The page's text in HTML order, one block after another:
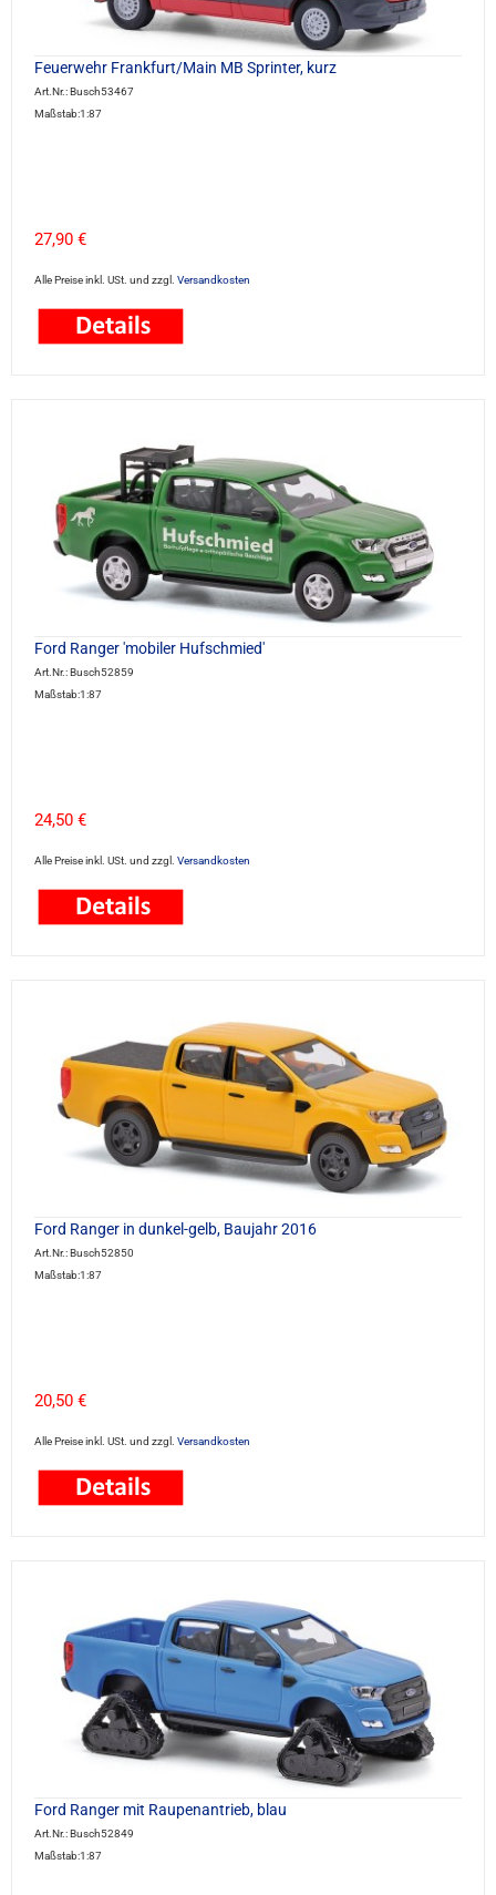
Feuerwehr Frankfurt/Main MB Sprinter, kurz
Art.Nr.: Busch53467
Maßstab:1:87
27,90 €
Alle Preise inkl. USt. und zzgl. Versandkosten
Ford Ranger 'mobiler Hufschmied'
Art.Nr.: Busch52859
Maßstab:1:87
24,50 €
Alle Preise inkl. USt. und zzgl. Versandkosten
Ford Ranger in dunkel-gelb, Baujahr 2016
Art.Nr.: Busch52850
Maßstab:1:87
20,50 €
Alle Preise inkl. USt. und zzgl. Versandkosten
Ford Ranger mit Raupenantrieb, blau
Art.Nr.: Busch52849
Maßstab:1:87